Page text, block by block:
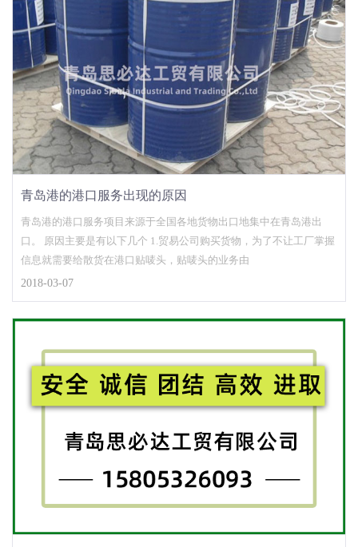
青岛港的港口服务出现的原因
青岛港的港口服务项目来源于全国各地货物出口地集中在青岛港出
口。 原因主要是有以下几个 1.贸易公司购买货物，为了不让工厂掌握
信息就需要给散货在港口贴唛头，贴唛头的业务由
2018-03-07